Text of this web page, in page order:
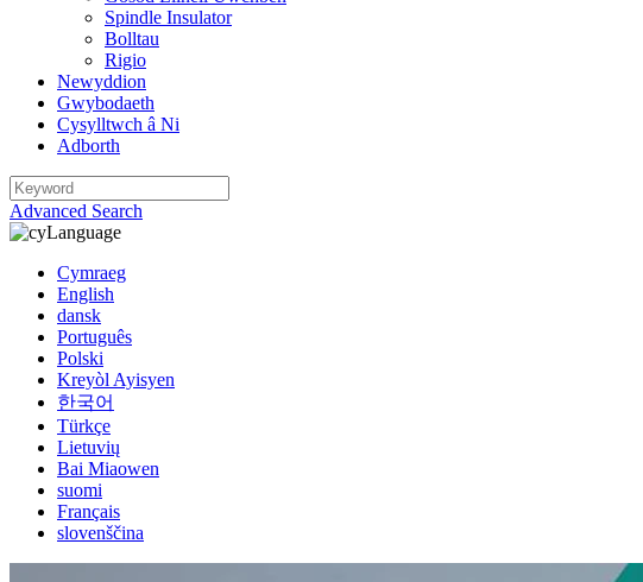
Spindle Insulator
Bolltau
Rigio
Newyddion
Gwybodaeth
Cysylltwch â Ni
Adborth
Advanced Search
Language
Cymraeg
English
dansk
Português
Polski
Kreyòl Ayisyen
한국어
Türkçe
Lietuvių
Bai Miaowen
suomi
Français
slovenščina